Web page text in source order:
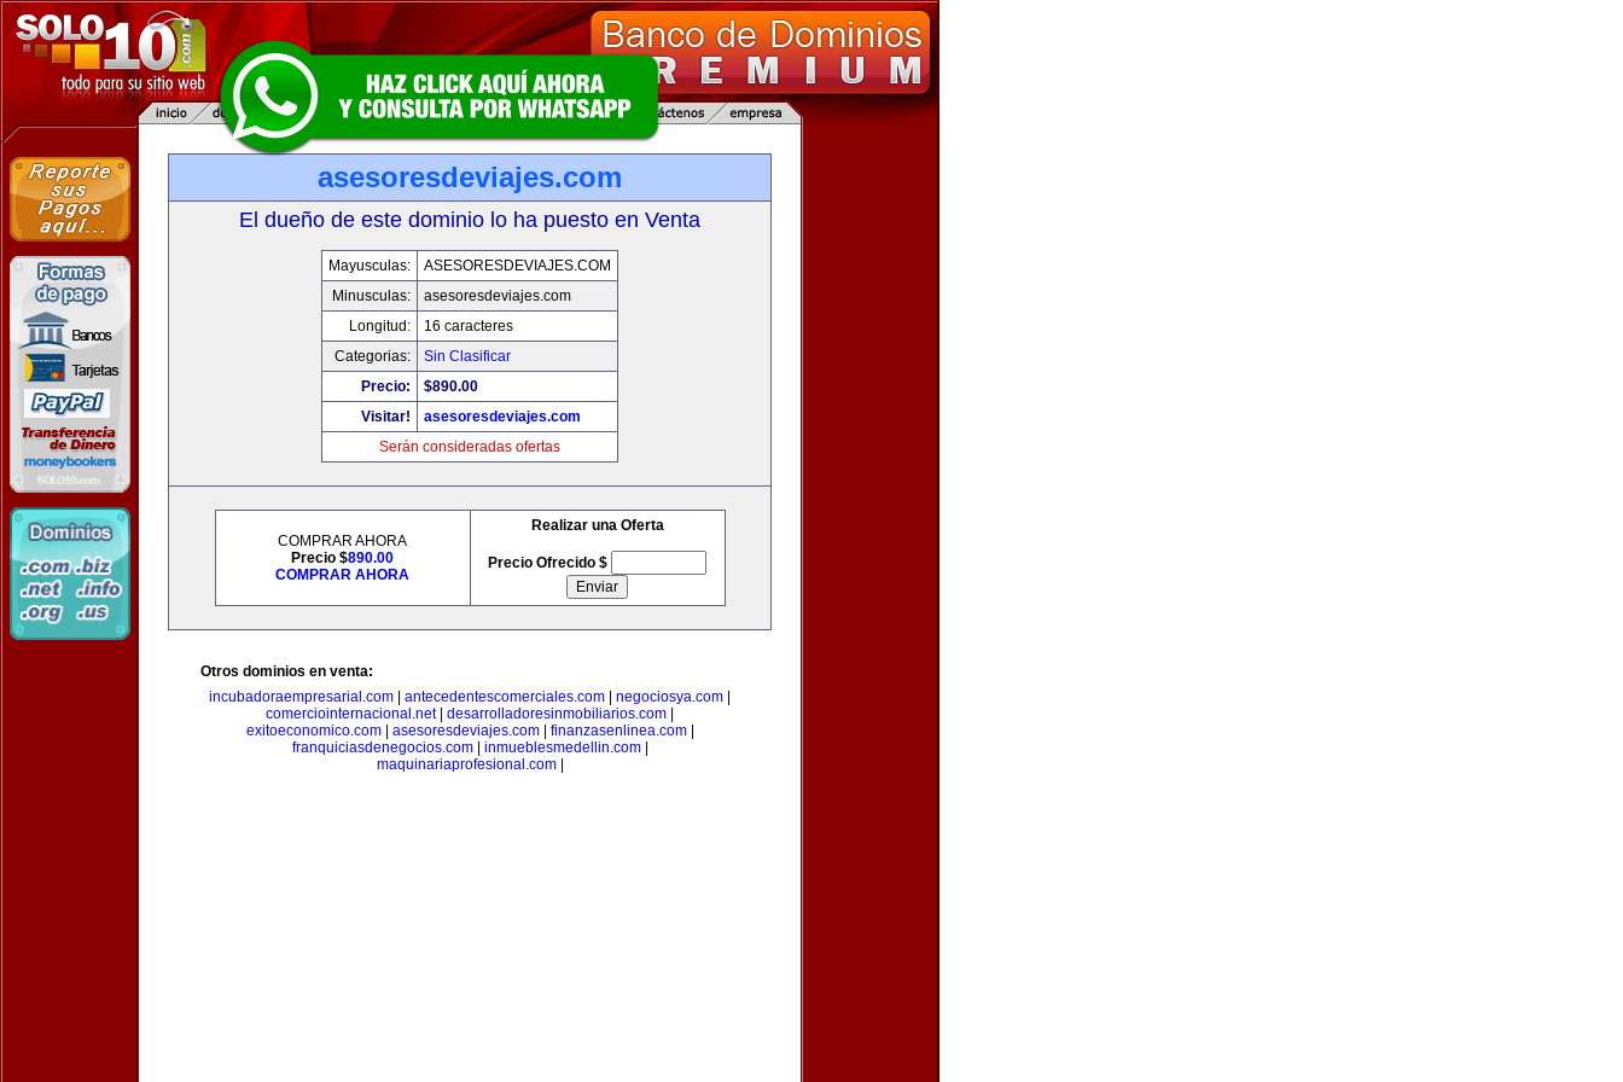
asesoresdeviajes.com
El dueño de este dominio lo ha puesto en Venta
Mayusculas:
ASESORESDEVIAJES.COM
Minusculas:
asesoresdeviajes.com
Longitud:
16 caracteres
Categorias:
Sin Clasificar
Precio:
$890.00
Visitar!
asesoresdeviajes.com
Serán consideradas ofertas
COMPRAR AHORA
Precio $890.00
COMPRAR AHORA
Realizar una Oferta
Precio Ofrecido $
Otros dominios en venta:
incubadoraempresarial.com
antecedentescomerciales.com negociosya.com
comerciointernacional.net| desarrolladoresinmobiliarios.com
exitoeconomico.com| asesoresdeviajes.com| finanzasenlinea.com|
franquiciasdenegocios.com| inmueblesmedellin.com|
maquinariaprofesional.com|